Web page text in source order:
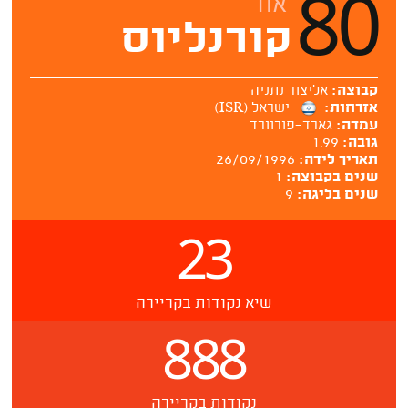
80 אור
קורנליוס
קבוצה:אליצור נתניה
אזרחות:
ישראל (ISR)
עמדה:גארד-פורוורד
גובה: 1.99
תאריך לידה: 26/09/1996
שנים בקבוצה: 1
שנים בליגה: 9
23
שיא נקודות בקריירה
888
נקודות בקריירה